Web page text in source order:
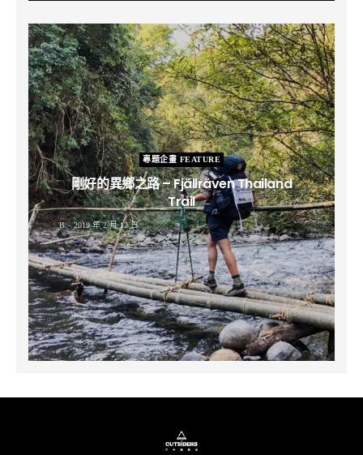
專題企畫 FEATURE
剛好的異鄉之路 – Fjällräven Thailand
Trail
B 2019 年 2 月 12 日